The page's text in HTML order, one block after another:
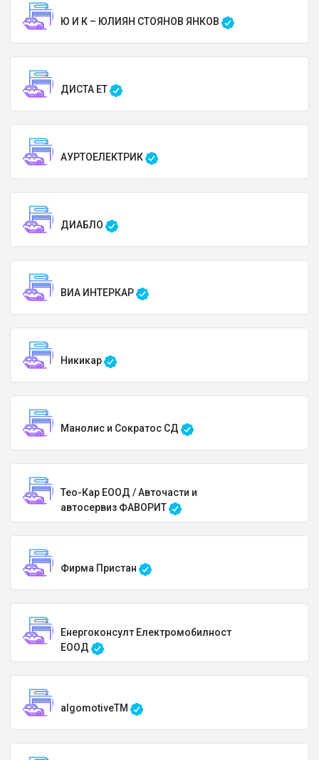
Ю И К – ЮЛИЯН СТОЯНОВ ЯНКОВ
ДИСТА ЕТ
АУРТОЕЛЕКТРИК
ДИАБЛО
ВИА ИНТЕРКАР
Никикар
Манолис и Сократос СД
Тео-Кар ЕООД / Авточасти и
автосервиз ФАВОРИТ
Фирма Пристан
Енергоконсулт Електромобилност
ЕООД
algomotiveTM